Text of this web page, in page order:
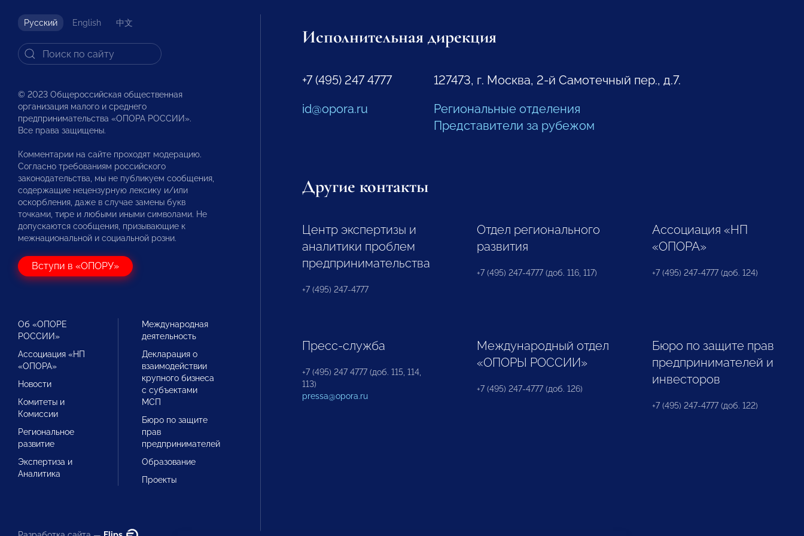
Русский English 中文
© 2023 Общероссийская общественная
организация малого и среднего
предпринимательства «ОПОРА РОССИИ».
Все права защищены.
Комментарии на сайте проходят модерацию.
Согласно требованиям российского
законодательства, мы не публикуем сообщения,
содержащие нецензурную лексику и/или
оскорбления, даже в случае замены букв
точками, тире и любыми иными символами. Не
допускаются сообщения, призывающие к
межнациональной и социальной розни.
Вступи в «ОПОРУ»
Об «ОПОРЕ
РОССИИ»
Ассоциация «НП
«ОПОРА»
Новости
Комитеты и
Комиссии
Региональное
развитие
Экспертиза и
Аналитика
Международная
деятельность
Декларация о
взаимодействии
крупного бизнеса
с субъектами
МСП
Бюро по защите
прав
предпринимателей
Образование
Проекты
Исполнительная дирекция
+7 (495) 247 4777
id@opora.ru
127473, г. Москва, 2-й Самотечный пер., д.7.
Региональные отделения
Представители за рубежом
Другие контакты
Центр экспертизы и
аналитики проблем
предпринимательства
+7 (495) 247-4777
Отдел регионального
развития
+7 (495) 247-4777 (доб. 116, 117)
Ассоциация «НП
«ОПОРА»
+7 (495) 247-4777 (доб. 124)
Пресс-служба
+7 (495) 247 4777 (доб. 115, 114,
113)
pressa@opora.ru
Международный отдел
«ОПОРЫ РОССИИ»
+7 (495) 247-4777 (доб. 126)
Бюро по защите прав
предпринимателей и
инвесторов
+7 (495) 247-4777 (доб. 122)